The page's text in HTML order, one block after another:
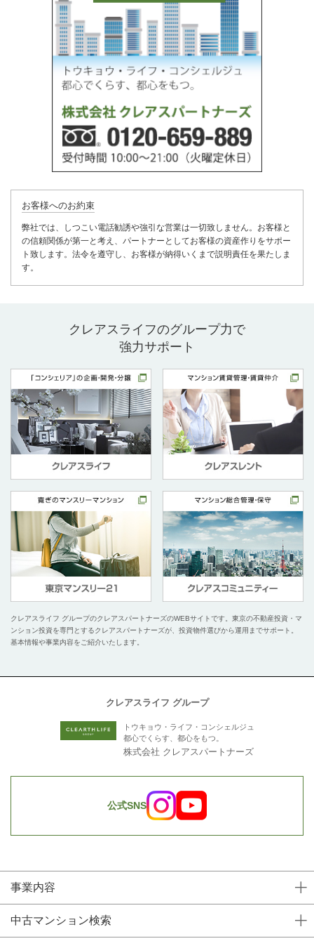
お客様へのお約束
弊社では、しつこい電話勧誘や強引な営業は一切致しません。お客様と
の信頼関係が第一と考え、パートナーとしてお客様の資産作りをサポー
ト致します。法令を遵守し、お客様が納得いくまで説明責任を果たしま
す。
クレアスライフのグループ力で
強力サポート
クレアスライフ グループのクレアスパートナーズのWEBサイトです。 東京の不動産投資・マ
ンション投資を専門とするクレアスパートナーズが、投資物件選びから運用までサポート。
基本情報や事業内容をご紹介いたします。
トウキョウ・ライフ・コンシェルジュ
都心でくらす、都心をもつ。
株式会社 クレアスパートナーズ
公式SNS
クレアスライフ グループ
事業内容
中古マンション検索